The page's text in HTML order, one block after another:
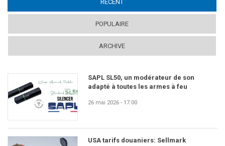
RÉCENT
POPULAIRE
ARCHIVE
SAPL SL50, un modérateur de son
adapté à toutes les armes à feu
26 mai 2026 - 17:00
USA tarifs douaniers: Sellmark